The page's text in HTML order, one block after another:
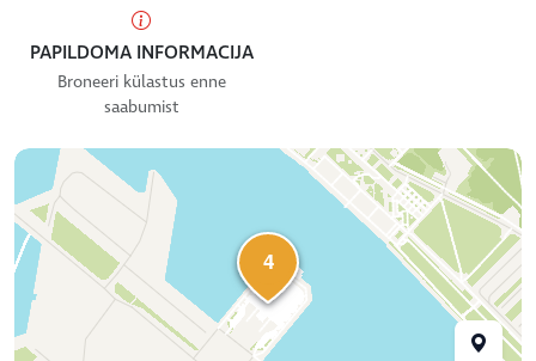
PAPILDOMA INFORMACIJA
Broneeri külastus enne
saabumist
4